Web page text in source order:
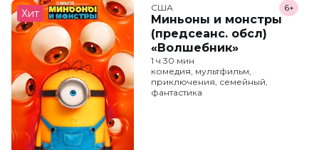
Хит США
Миньоны и монстры
(предсеанс. обсл)
«Волшебник»
6+
1 ч 30 мин
комедия, мультфильм,
приключения, семейный,
фантастика